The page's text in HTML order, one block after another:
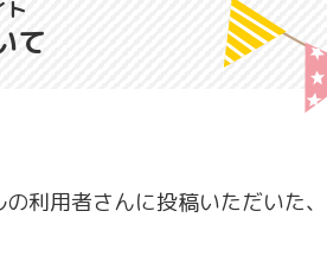
ト
て
利用者さんに投稿いただいた、